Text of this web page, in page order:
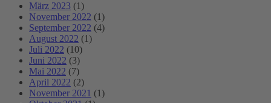
März 2023 (1)
November 2022 (1)
September 2022 (4)
August 2022 (1)
Juli 2022 (10)
Juni 2022 (3)
Mai 2022 (7)
April 2022 (2)
November 2021 (1)